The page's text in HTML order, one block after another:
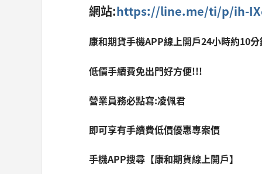
網站:https://line.me/ti/p/ih-
康和期貨手機APP線上開戶24小時約10
低價手續費免出門好方便!!!
營業員務必點寫:凌佩君
即可享有手續費低價優惠專案價
手機APP搜尋【康和期貨線上開戶】